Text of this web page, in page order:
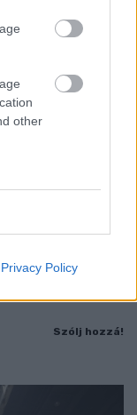
other
Privacy Policy
A GYŐR
A
a
Szólj hozzá!